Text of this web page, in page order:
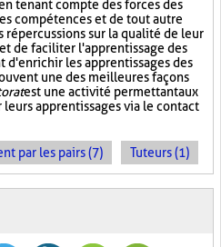
tenant compte des forces des
compétences et de tout autre
sur la qualité de leur
de faciliter l'apprentissage des
d'enrichir les apprentissages des
une des meilleures façons
est une activité permettant aux
apprentissages via le contact
par les pairs (7) Tuteurs (1)